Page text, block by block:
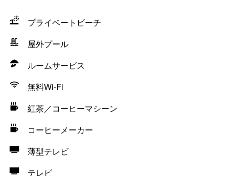
プライベートビーチ
屋外プール
ルームサービス
無料Wi-Fi
紅茶／コーヒーマシーン
コーヒーメーカー
薄型テレビ
テレビ